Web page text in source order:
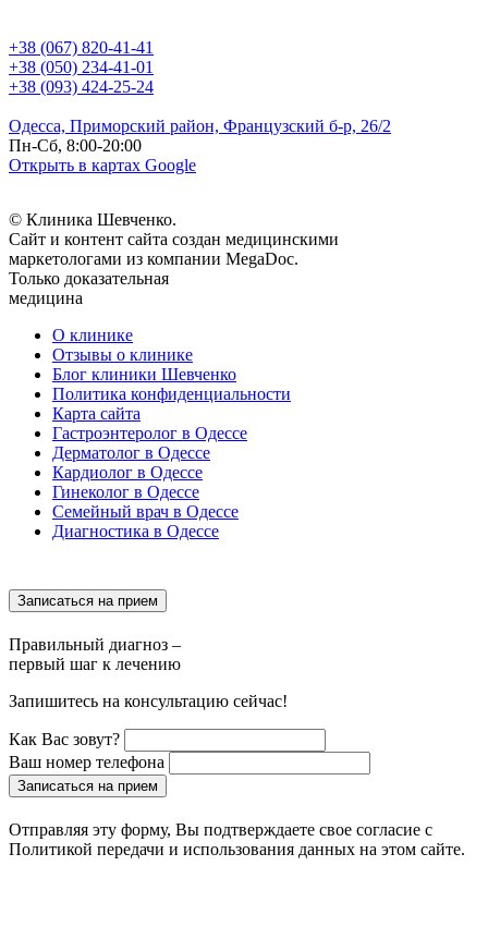
+38 (067) 820-41-41
+38 (050) 234-41-01
+38 (093) 424-25-24
Одесса, Приморский район, Французский б-р, 26/2
Пн-Сб, 8:00-20:00
Открыть в картах Google
© Клиника Шевченко.
Сайт и контент сайта создан медицинскими
маркетологами из компании MegaDoc.
Только доказательная
медицина
О клинике
Отзывы о клинике
Блог клиники Шевченко
Политика конфиденциальности
Карта сайта
Гастроэнтеролог в Одессе
Дерматолог в Одессе
Кардиолог в Одессе
Гинеколог в Одессе
Семейный врач в Одессе
Диагностика в Одессе
Записаться на прием
Правильный диагноз –
первый шаг к лечению
Запишитесь на консультацию сейчас!
Как Вас зовут?
Ваш номер телефона
Записаться на прием
Отправляя эту форму, Вы подтверждаете свое согласие с
Политикой передачи и использования данных на этом сайте.